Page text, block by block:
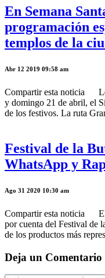
En Semana
programación
templos de la
Abr 12 2019 09:58 am
Compartir esta noticia
y domingo 21 de abril, el
de los festivos. La ruta
Festival de la
WhatsApp y
Ago 31 2020 10:30 am
Compartir esta noticia El
por cuenta del Festival de
de los productos más
Deja un Comentario